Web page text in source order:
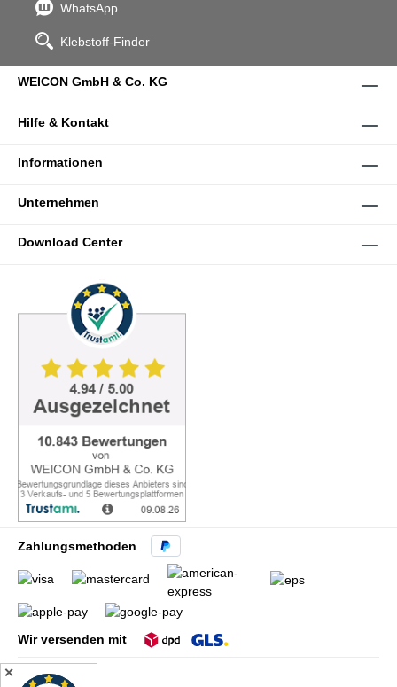
WhatsApp
Klebstoff-Finder
WEICON GmbH & Co. KG
Hilfe & Kontakt
Informationen
Unternehmen
Download Center
Zahlungsmethoden
Wir versenden mit
✕